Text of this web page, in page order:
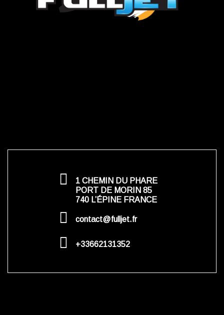
1 CHEMIN DU PHARE
PORT DE MORIN 85
740 L’ÉPINE FRANCE
contact@fulljet.fr
+33662131352